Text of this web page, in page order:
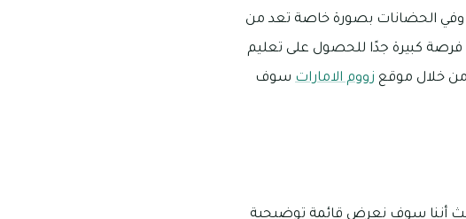
وفي الحضانات بصورة خاصة تعد من
فرصة كبيرة جدًا للحصول على تعليم
خلال موقع زووم الامارات سوف
حيث أننا سوف نعرض قائمة توضيحية